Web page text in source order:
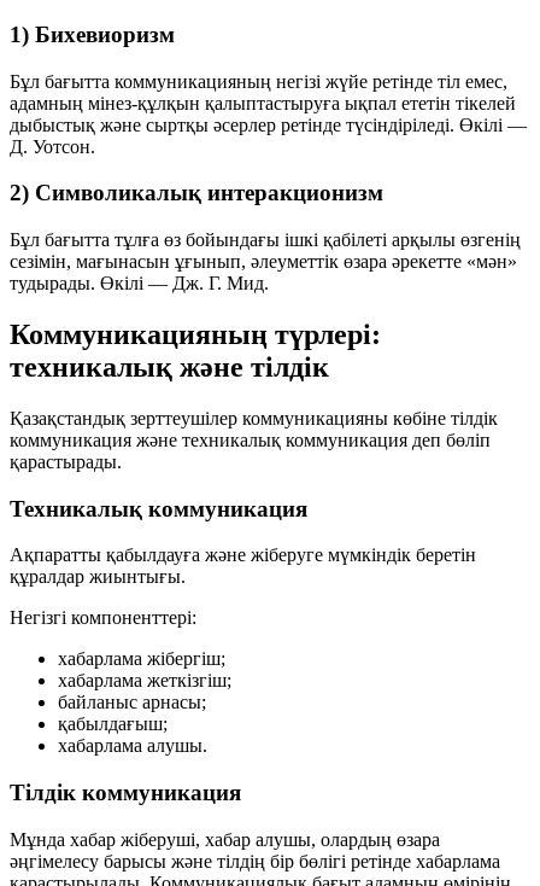
1) Бихевиоризм
Бұл бағытта коммуникацияның негізі жүйе ретінде тіл емес,
адамның мінез-құлқын қалыптастыруға ықпал ететін тікелей
дыбыстық және сыртқы әсерлер ретінде түсіндіріледі. Өкілі —
Д. Уотсон.
2) Символикалық интеракционизм
Бұл бағытта тұлға өз бойындағы ішкі қабілеті арқылы өзгенің
сезімін, мағынасын ұғынып, әлеуметтік өзара әрекетте «мән»
тудырады. Өкілі — Дж. Г. Мид.
Коммуникацияның түрлері:
техникалық және тілдік
Қазақстандық зерттеушілер коммуникацияны көбіне тілдік
коммуникация және техникалық коммуникация деп бөліп
қарастырады.
Техникалық коммуникация
Ақпаратты қабылдауға және жіберуге мүмкіндік беретін
құралдар жиынтығы.
Негізгі компоненттері:
хабарлама жібергіш;
хабарлама жеткізгіш;
байланыс арнасы;
қабылдағыш;
хабарлама алушы.
Тілдік коммуникация
Мұнда хабар жіберуші, хабар алушы, олардың өзара
әңгімелесу барысы және тілдің бір бөлігі ретінде хабарлама